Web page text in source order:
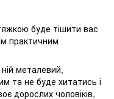
буде тішити вас
практичним
металевий,
та не буде хитатись і
дорослих чоловіків,